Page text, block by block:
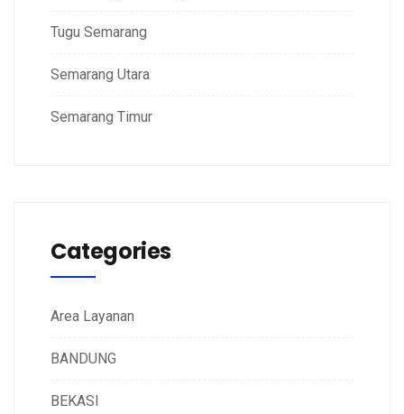
Tugu Semarang
Semarang Utara
Semarang Timur
Categories
Area Layanan
BANDUNG
BEKASI